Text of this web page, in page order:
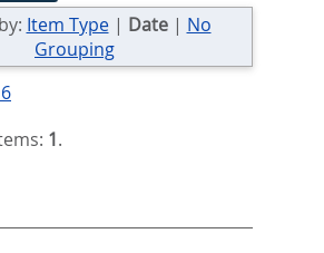
Item Type| Date| No
Grouping
1.